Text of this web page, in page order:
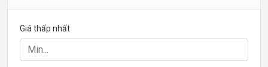
Giá thấp nhất